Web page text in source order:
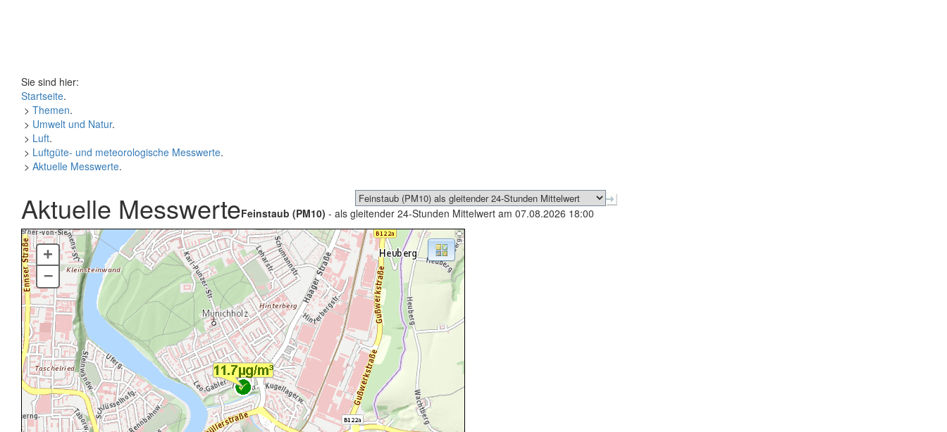
Sie sind hier:
Startseite.
> Themen.
> Umwelt und Natur.
> Luft.
> Luftgüte- und meteorologische Messwerte.
> Aktuelle Messwerte.
Aktuelle MesswerteFeinstaub (PM10) - als gleitender 24-Stunden Mittelwert am 07.08.2026 18:00
+
–